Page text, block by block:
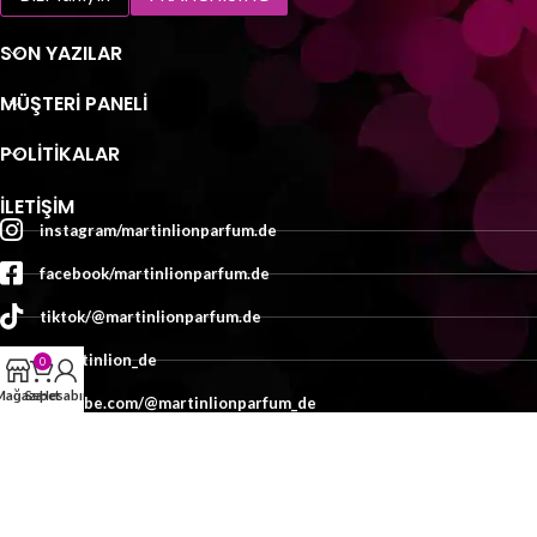
SON YAZILAR
MÜŞTERI PANELI
POLİTİKALAR
İLETIŞIM
instagram/martinlionparfum.de
facebook/martinlionparfum.de
tiktok/@martinlionparfum.de
x/martinlion_de
youtube.com/@martinlionparfum_de
0
Sepet
Hesabım